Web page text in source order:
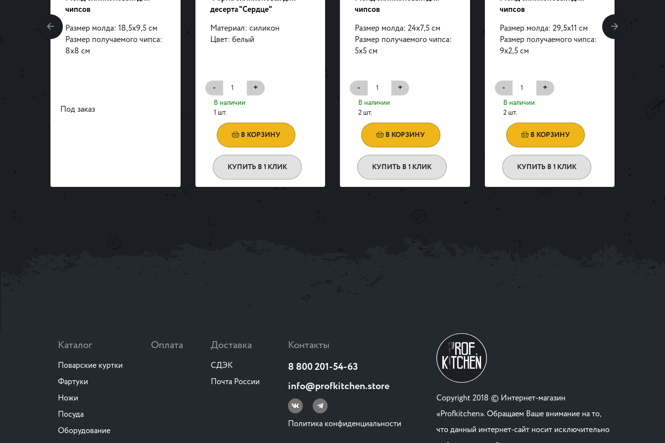
чипсов
Размер молда: 18,5х9,5 см
Размер получаемого чипса:
8х8 см
Под заказ
десерта "Сердце"
Материал: силикон
Цвет: белый
- +
В наличии
1 шт.
В КОРЗИНУ
КУПИТЬ В 1 КЛИК
чипсов
Размер молда: 24х7,5 см
Размер получаемого чипса:
5х5 см
- +
В наличии
2 шт.
В КОРЗИНУ
КУПИТЬ В 1 КЛИК
чипсов
Размер молда: 29,5х11 см
Размер получаемого чипса:
9х2,5 см
- +
В наличии
2 шт.
В КОРЗИНУ
КУПИТЬ В 1 КЛИК
Каталог
Поварские куртки
Фартуки
Ножи
Посуда
Оборудование
Оплата Доставка
СДЭК
Почта России
Контакты
8 800 201-54-63
info@profkitchen.store
Политика конфиденциальности
Copyright 2018 © Интернет-магазин
«Profkitchen». Обращаем Ваше внимание на то,
что данный интернет-сайт носит исключительно